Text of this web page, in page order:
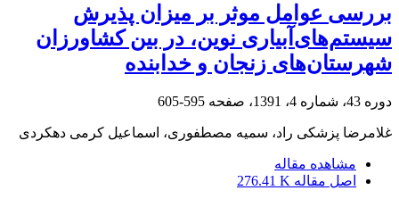
بررسی عوامل موثر بر میزان پذیرش
سیستم‌های‌آبیاری نوین، در بین کشاورزان
شهرستان‌های زنجان و خدابنده
دوره 43، شماره 4، 1391، صفحه 595-605
غلامرضا پزشکی راد، سمیه مصطفوری، اسماعیل کرمی دهکردی
مشاهده مقاله
اصل مقاله 276.41 K